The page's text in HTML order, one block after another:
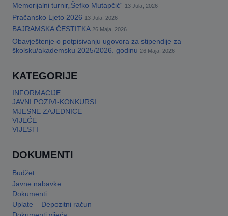
Memorijalni turnir„Šefko Mutapčić“ 13 Jula, 2026
Pračansko Ljeto 2026 13 Jula, 2026
BAJRAMSKA ČESTITKA 26 Maja, 2026
Obavještenje o potpisivanju ugovora za stipendije za
školsku/akademsku 2025/2026. godinu 26 Maja, 2026
KATEGORIJE
INFORMACIJE
JAVNI POZIVI-KONKURSI
MJESNE ZAJEDNICE
VIJEĆE
VIJESTI
DOKUMENTI
Budžet
Javne nabavke
Dokumenti
Uplate – Depozitni račun
This will close in17